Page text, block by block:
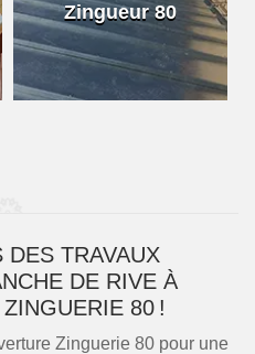
Zingueur 80
DES TRAVAUX
DE RIVE À
80 !
Zinguerie 80 pour une